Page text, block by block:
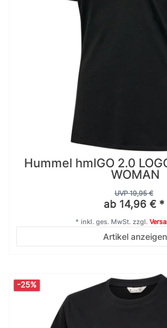
Hummel hmlGO 2.0
WOMAN
UVP 19,95 €
ab 14,96 € *
Artikel anzeigen
* inkl. ges. MwSt.zzgl.
-25%